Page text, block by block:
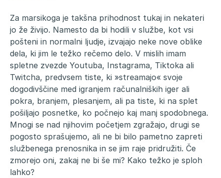
Za marsikoga je takšna prihodnost tukaj in nekateri
jo že živijo. Namesto da bi hodili v službe, kot vsi
pošteni in normalni ljudje, izvajajo neke nove oblike
dela, ki jim le težko rečemo delo. V mislih imam
spletne zvezde Youtuba, Instagrama, Tiktoka ali
Twitcha, predvsem tiste, ki »streamajo« svoje
dogodivščine med igranjem računalniških iger ali
pokra, branjem, plesanjem, ali pa tiste, ki na splet
pošiljajo posnetke, ko počnejo kaj manj spodobnega.
Mnogi se nad njihovim početjem zgražajo, drugi se
pogosto sprašujemo, ali ne bi bilo pametno zapreti
službenega prenosnika in se jim raje pridružiti. Če
zmorejo oni, zakaj ne bi še mi? Kako težko je sploh
lahko?